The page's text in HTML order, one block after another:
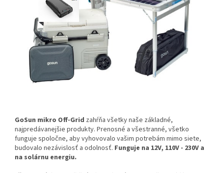
GoSun mikro Off-Grid zahŕňa všetky naše základné,
najpredávanejšie produkty. Prenosné a všestranné, všetko
funguje spoločne, aby vyhovovalo vašim potrebám mimo siete,
budovalo nezávislosť a odolnosť. Funguje na 12V, 110V - 230V a
na solárnu energiu.